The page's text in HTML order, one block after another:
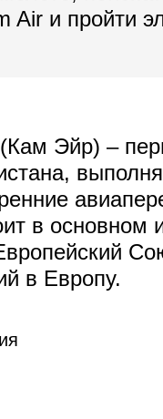
Air и пройти
Эйр) –
в основном
в Европу.